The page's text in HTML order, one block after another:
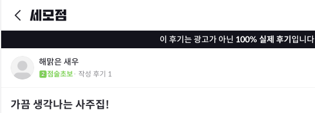
이 후기는 광고가 아닌 100% 실제 후기입니다
해맑은 새우
점술초보· 작성 후기 1
가끔 생각나는 사주집!